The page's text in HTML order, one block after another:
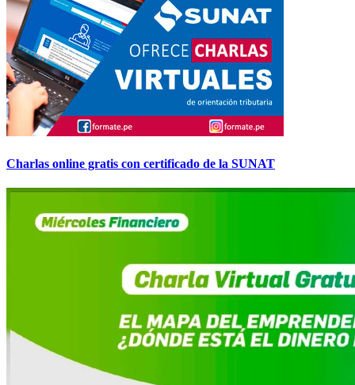
Charlas online gratis con certificado de la SUNAT